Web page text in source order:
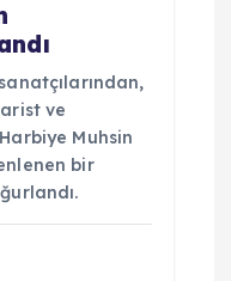
ve
Muhsin
bir